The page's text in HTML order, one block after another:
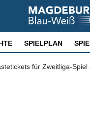
SPIELPLAN
für Zweitliga-